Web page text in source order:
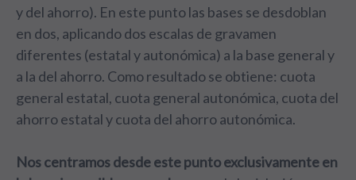
y del ahorro). En este punto las bases se desdoblan
en dos, aplicando dos escalas de gravamen
diferentes (estatal y autonómica) a la base general y
a la del ahorro. Como resultado se obtiene: cuota
general estatal, cuota general autonómica, cuota del
ahorro estatal y cuota del ahorro autonómica.
Nos centramos desde este punto exclusivamente en